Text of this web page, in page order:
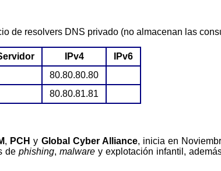
de resolvers DNS privado (no almacenan las
IPv4
IPv6
80.80.80.80
80.80.81.81
, PCH y Global Cyber Alliance, inicia en
de phishing, malwarey explotación infantil,